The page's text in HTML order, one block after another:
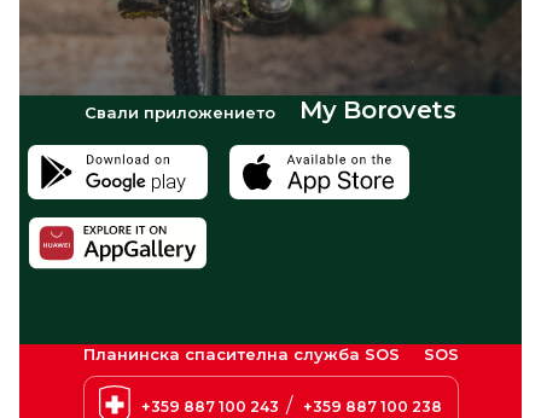
Свали приложението My Borovets
Планинска спасителна служба SOS SOS
+359 887 100 243 / +359 887 100 238